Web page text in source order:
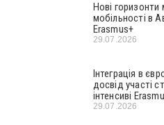
Нові горизонти
мобільності в
Erasmus+
29.07.2026
Інтеграція в
досвід участі
інтенсиві
29.07.2026